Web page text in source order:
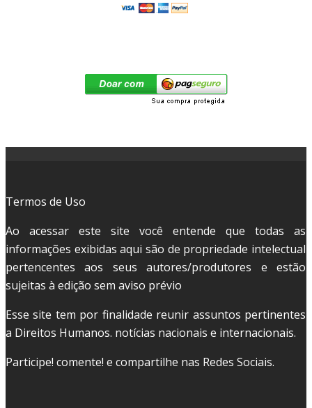
Termos de Uso
Ao acessar este site você entende que todas as
informações exibidas aqui são de propriedade intelectual
pertencentes aos seus autores/produtores e estão
sujeitas à edição sem aviso prévio
Esse site tem por finalidade reunir assuntos pertinentes
a Direitos Humanos. notícias nacionais e internacionais.
Participe! comente! e compartilhe nas Redes Sociais.